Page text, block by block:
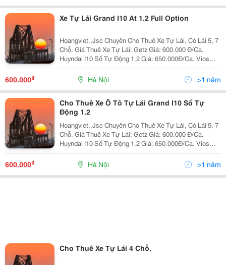
Xe Tự Lái Grand I10 At 1.2 Full Option
Hoangviet.,Jsc Chuyên Cho Thuê Xe Tự Lái, Có Lái 5, 7
Chỗ. Giá Thuê Xe Tự Lái: Getz Giá: 600.000 Đ/Ca.
Huyndai I10 Số Tự Động 1.2 Giá: 650.000Đ/Ca. Vios
Limo 2010 Giá: 650.000 Đ/Ca. Vios E 2010 Giá: 800.000
Đ/Ca. Innova G 2008
600.000₫ Hà Nội >1 năm
Cho Thuê Xe Ô Tô Tự Lái Grand I10 Số Tự
Động 1.2
Hoangviet.,Jsc Chuyên Cho Thuê Xe Tự Lái, Có Lái 5, 7
Chỗ. Giá Thuê Xe Tự Lái: Getz Giá: 600.000 Đ/Ca.
Huyndai I10 Số Tự Động 1.2 Giá: 650.000Đ/Ca. Vios
Limo 2010 Giá: 650.000 Đ/Ca. Vios E 2010 Giá: 800.000
Đ/Ca. Innova G 2008 Giá:
600.000₫ Hà Nội >1 năm
Cho Thuê Xe Tự Lái 4 Chỗ.